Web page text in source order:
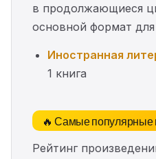
в продолжающиеся
основной формат
Иностранная
1 книга
🔥 Самые популярные
Рейтинг